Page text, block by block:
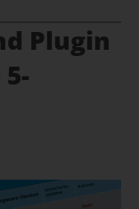
Plugin